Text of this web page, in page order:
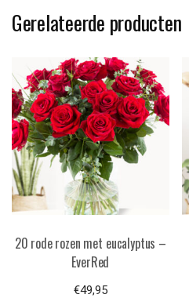
Gerelateerde producten
20 rode rozen met eucalyptus –
EverRed
€49,95